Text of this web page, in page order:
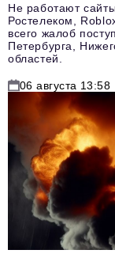
Не работают
Ростелеком,
всего жалоб
Петербурга,
областей.
06 августа 13:58